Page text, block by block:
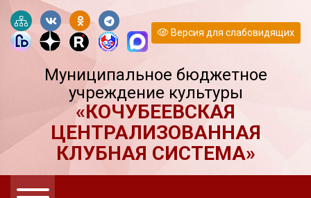
Версия для слабовидящих
Муниципальное бюджетное
учреждение культуры
«КОЧУБЕЕВСКАЯ
ЦЕНТРАЛИЗОВАННАЯ
КЛУБНАЯ СИСТЕМА»